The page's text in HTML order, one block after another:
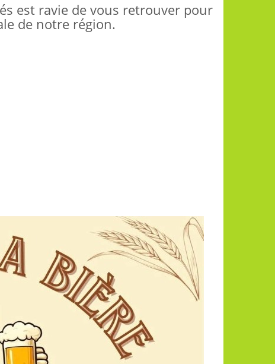
est ravie de vous retrouver pour
de notre région.